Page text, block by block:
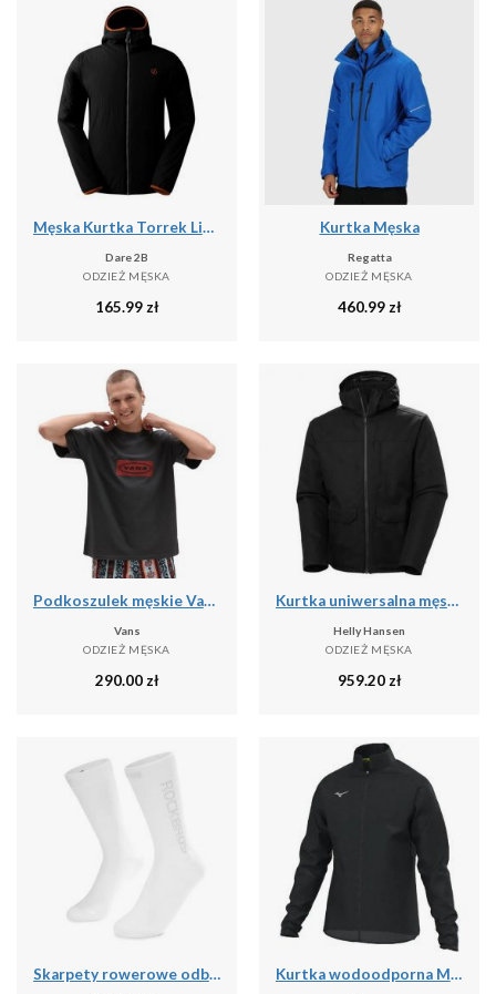
Męska Kurtka Torrek Lite Air
Dare 2B
ODZIEŻ MĘSKA
165.99 zł
Kurtka Męska
Regatta
ODZIEŻ MĘSKA
460.99 zł
Podkoszulek męskie Vans X Curren X Knost
Vans
ODZIEŻ MĘSKA
290.00 zł
Kurtka uniwersalna męska Helly Hansen Chill 3.0
Helly Hansen
ODZIEŻ MĘSKA
959.20 zł
Skarpety rowerowe odblaskowe unisex antybakteryjne Kurtka wodoodporna Mizuno RB